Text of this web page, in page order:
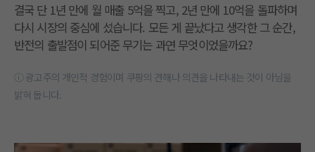
결국 단 1년 만에 월 매출 5억을 찍고, 2년 만에 10억을 돌파하며
다시 시장의 중심에 섰습니다. 모든 게 끝났다고 생각한 그 순간,
반전의 출발점이 되어준 무기는 과연 무엇이었을까요?
ⓘ 광고주의 개인적 경험이며 쿠팡의 견해나 의견을 나타내는 것이 아님을
밝혀 둡니다.